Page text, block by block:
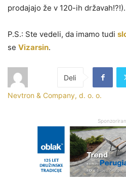
prodajajo že v 120-ih državah!?!).
P.S.: Ste vedeli, da imamo tudi
se Vizarsin.
Nevtron & Company, d. o. o.